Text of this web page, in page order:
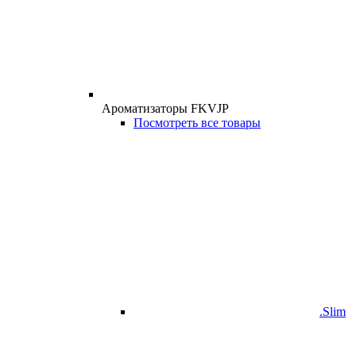
Ароматизаторы FKVJP
Посмотреть все товары
.Slim